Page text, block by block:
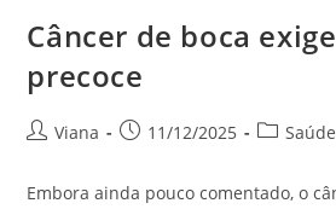
Câncer de boca
precoce
Viana 11/12/2025 Saúde
Embora ainda pouco comentado, o